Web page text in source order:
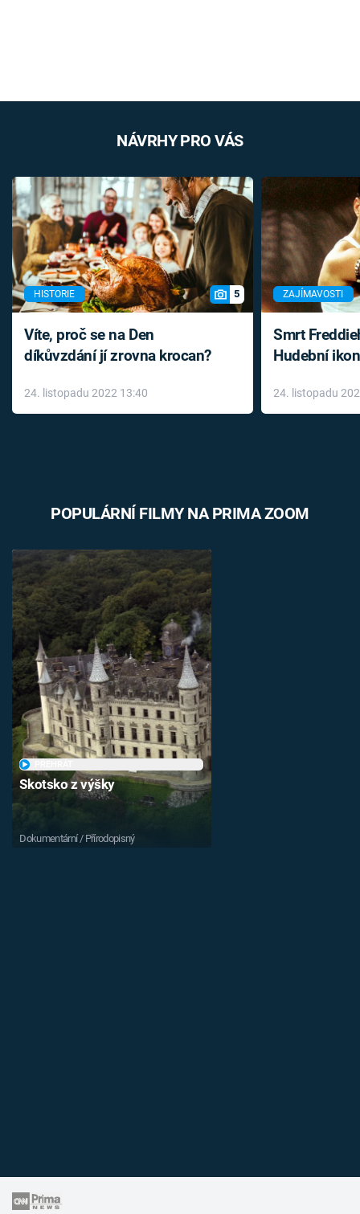
NÁVRHY PRO VÁS
HISTORIE 5
Víte, proč se na Den
díkůvzdání jí zrovna krocan?
24. listopadu 2022 13:40
ZAJÍMAVOSTI
Smrt
Hudební
léky
24. listopadu
POPULÁRNÍ FILMY NA PRIMA ZOOM
Skotsko z výšky
Dokumentární / Přírodopisný